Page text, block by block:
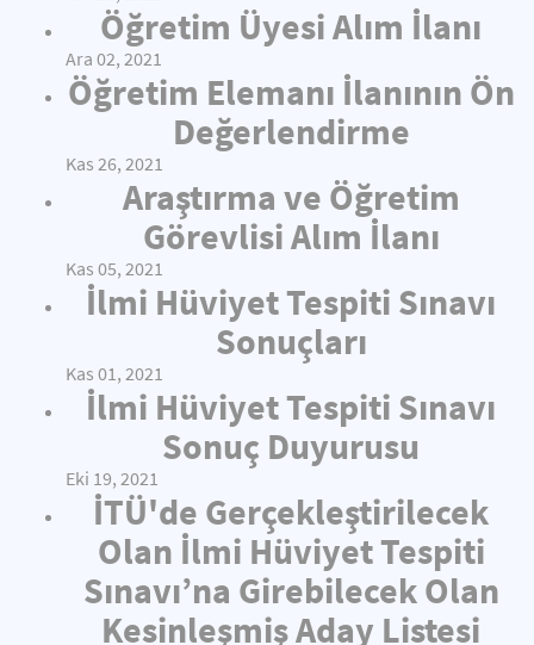
Öğretim Üyesi Alım İlanı
Ara 02, 2021
Öğretim Elemanı İlanının Ön
Değerlendirme
Kas 26, 2021
Araştırma ve Öğretim
Görevlisi Alım İlanı
Kas 05, 2021
İlmi Hüviyet Tespiti Sınavı
Sonuçları
Kas 01, 2021
İlmi Hüviyet Tespiti Sınavı
Sonuç Duyurusu
Eki 19, 2021
İTÜ'de Gerçekleştirilecek
Olan İlmi Hüviyet Tespiti
Sınavı’na Girebilecek Olan
Kesinleşmiş Aday Listesi